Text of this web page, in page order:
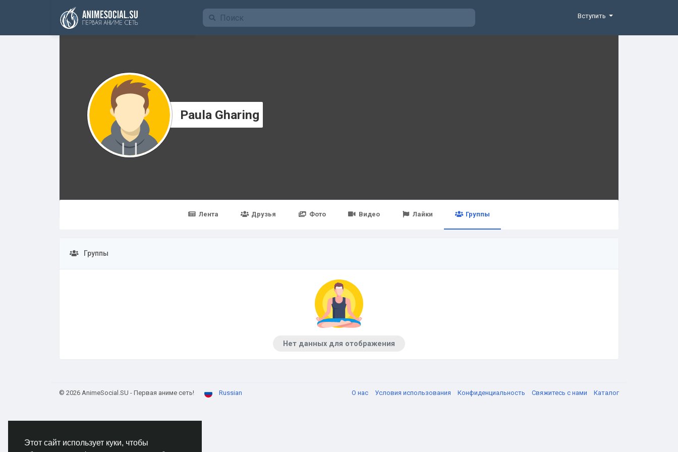
Этот сайт использует куки, чтобы
Funding
Вступить
Paula Gharing
Лента Друзья Фото Видео Лайки Группы
Группы
Нет данных для отображения
© 2026 AnimeSocial.SU - Первая аниме сеть! Russian О нас Условия использования Конфиденциальность Свяжитесь с нами Каталог